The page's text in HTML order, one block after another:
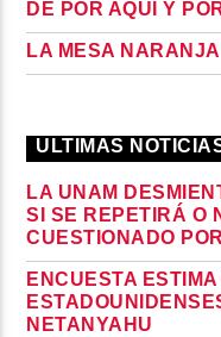
DE POR AQUÍ Y
LA MESA NARANJA
ULTIMAS
LA UNAM
SI SE REPETIRÁ O
CUESTIONADO
ENCUESTA
NETANYAHU